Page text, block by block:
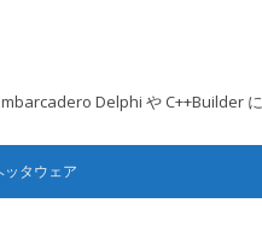
Delphi や C++Builder
ッタウェア